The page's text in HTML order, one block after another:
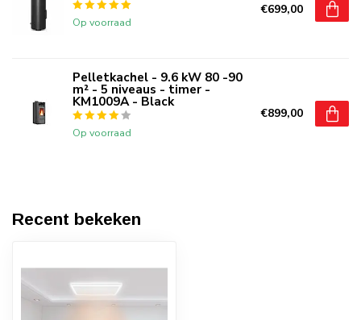
Op voorraad
€699,00
Pelletkachel - 9.6 kW 80 -90
m² - 5 niveaus - timer -
KM1009A - Black
Op voorraad
€899,00
Recent bekeken